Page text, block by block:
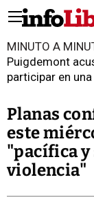
MINUTO A
Puigdemont
participar en
Planas
este
"pacífica
violencia"